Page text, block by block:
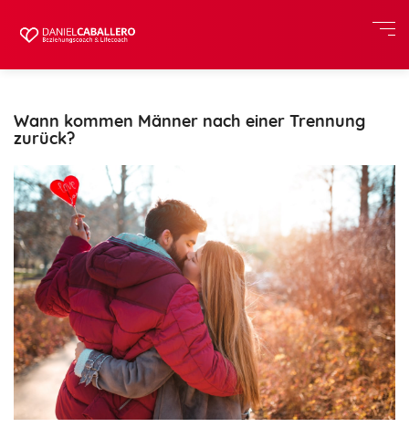
Wann kommen Männer nach einer Trennung
zurück?